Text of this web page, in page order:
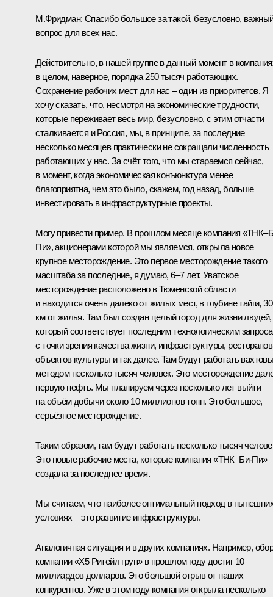
М.Фридман: Спасибо большое за такой, безусловно,
вопрос для всех нас.
Действительно, в нашей группе в данный момент в
в целом, наверное, порядка 250 тысяч работающих.
Сохранение рабочих мест для нас – один из приоритетов. Я
хочу сказать, что, несмотря на экономические трудности,
которые переживает весь мир, безусловно, с этим отчасти
сталкивается и Россия, мы, в принципе, за последние
несколько месяцев практически не сокращали численность
работающих у нас. За счёт того, что мы стараемся сейчас,
в момент, когда экономическая конъюнктура менее
благоприятна, чем это было, скажем, год назад, больше
инвестировать в инфраструктурные проекты.
Могу привести пример. В прошлом месяце компания
Пи», акционерами которой мы являемся, открыла новое
крупное месторождение. Это первое месторождение такого
масштаба за последние, я думаю, 6–7 лет. Уватское
месторождение расположено в Тюменской области
и находится очень далеко от жилых мест, в глубине тайги,
км от жилья. Там был создан целый город для жизни людей,
который соответствует последним технологическим
с точки зрения качества жизни, инфраструктуры,
объектов культуры и так далее. Там будут работать
методом несколько тысяч человек. Это месторождение
первую нефть. Мы планируем через несколько лет выйти
на объём добычи около 10 миллионов тонн. Это большое,
серьёзное месторождение.
Таким образом, там будут работать несколько тысяч
Это новые рабочие места, которые компания «ТНК–Би-Пи»
создала за последнее время.
Мы считаем, что наиболее оптимальный подход в
условиях – это развитие инфраструктуры.
Аналогичная ситуация и в других компаниях. Например,
компании «Х5 Ритейл груп» в прошлом году достиг 10
миллиардов долларов. Это большой отрыв от наших
конкурентов. Уже в этом году компания открыла несколько